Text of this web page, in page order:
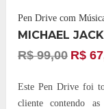
Pen Drive com
MICHAEL
R$99,00 R$
Este Pen Drive foi
cliente contendo